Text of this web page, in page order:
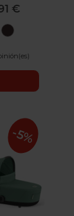
€
Chocolate
-5%